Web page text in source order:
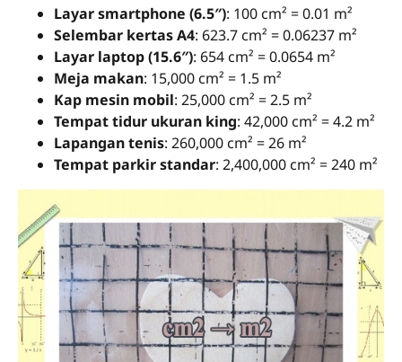
Layar smartphone (6.5″): 100 cm² = 0.01 m²
Selembar kertas A4: 623.7 cm² = 0.06237 m²
Layar laptop (15.6″): 654 cm² = 0.0654 m²
Meja makan: 15,000 cm² = 1.5 m²
Kap mesin mobil: 25,000 cm² = 2.5 m²
Tempat tidur ukuran king: 42,000 cm² = 4.2 m²
Lapangan tenis: 260,000 cm² = 26 m²
Tempat parkir standar: 2,400,000 cm² = 240 m²